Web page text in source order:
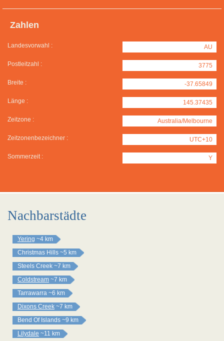
Zahlen
Landesvorwahl : AU
Postleitzahl : 3775
Breite : -37.65849
Länge : 145.37435
Zeitzone : Australia/Melbourne
Zeitzonenbezeichner : UTC+10
Sommerzeit : Y
Nachbarstädte
Yering ~4 km
Christmas Hills ~5 km
Steels Creek ~7 km
Coldstream ~7 km
Tarrawarra ~6 km
Dixons Creek ~7 km
Bend Of Islands ~9 km
Lilydale ~11 km